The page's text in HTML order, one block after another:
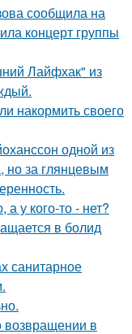
сообщила на
концерт группы
Лайфхак" из
накормить своего
одной из
но за глянцевым
а у кого-то - нет?
в болид
санитарное
возвращении в